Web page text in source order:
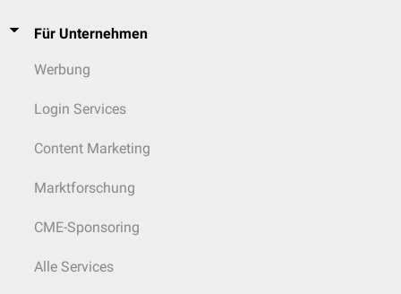
Für Unternehmen
Werbung
Login Services
Content Marketing
Marktforschung
CME-Sponsoring
Alle Services